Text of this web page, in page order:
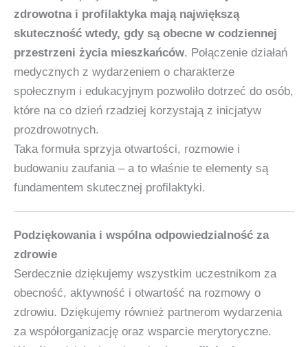
zdrowotna i profilaktyka mają największą
skuteczność wtedy, gdy są obecne w codziennej
przestrzeni życia mieszkańców. Połączenie działań
medycznych z wydarzeniem o charakterze
społecznym i edukacyjnym pozwoliło dotrzeć do osób,
które na co dzień rzadziej korzystają z inicjatyw
prozdrowotnych.
Taka formuła sprzyja otwartości, rozmowie i
budowaniu zaufania – a to właśnie te elementy są
fundamentem skutecznej profilaktyki.
Podziękowania i wspólna odpowiedzialność za
zdrowie
Serdecznie dziękujemy wszystkim uczestnikom za
obecność, aktywność i otwartość na rozmowy o
zdrowiu. Dziękujemy również partnerom wydarzenia
za współorganizację oraz wsparcie merytoryczne.